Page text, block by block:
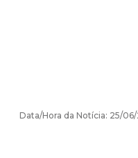
Data/Hora da Notícia: 25/